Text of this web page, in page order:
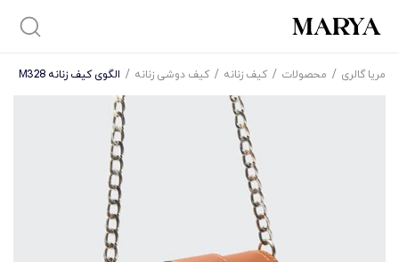
مریا گالری / محصولات / کیف زنانه / کیف دوشی زنانه / الگوی کیف زنانه M328